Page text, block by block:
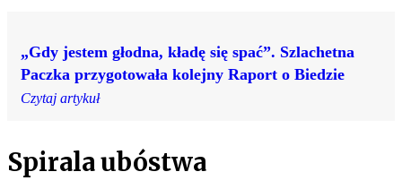
„Gdy jestem głodna, kładę się spać”. Szlachetna
Paczka przygotowała kolejny Raport o Biedzie
Czytaj artykuł
Spirala ubóstwa